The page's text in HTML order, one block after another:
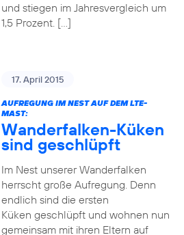
und stiegen im Jahresvergleich um
1,5 Prozent. […]
17. April 2015
AUFREGUNG IM NEST AUF DEM LTE-
MAST:
Wanderfalken-Küken
sind geschlüpft
Im Nest unserer Wanderfalken
herrscht große Aufregung. Denn
endlich sind die ersten
Küken geschlüpft und wohnen nun
gemeinsam mit ihren Eltern auf